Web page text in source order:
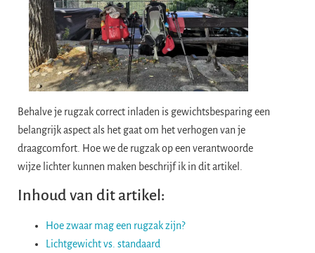
Behalve je rugzak correct inladen is gewichtsbesparing een
belangrijk aspect als het gaat om het verhogen van je
draagcomfort. Hoe we de rugzak op een verantwoorde
wijze lichter kunnen maken beschrijf ik in dit artikel.
Inhoud van dit artikel:
Hoe zwaar mag een rugzak zijn?
Lichtgewicht vs. standaard